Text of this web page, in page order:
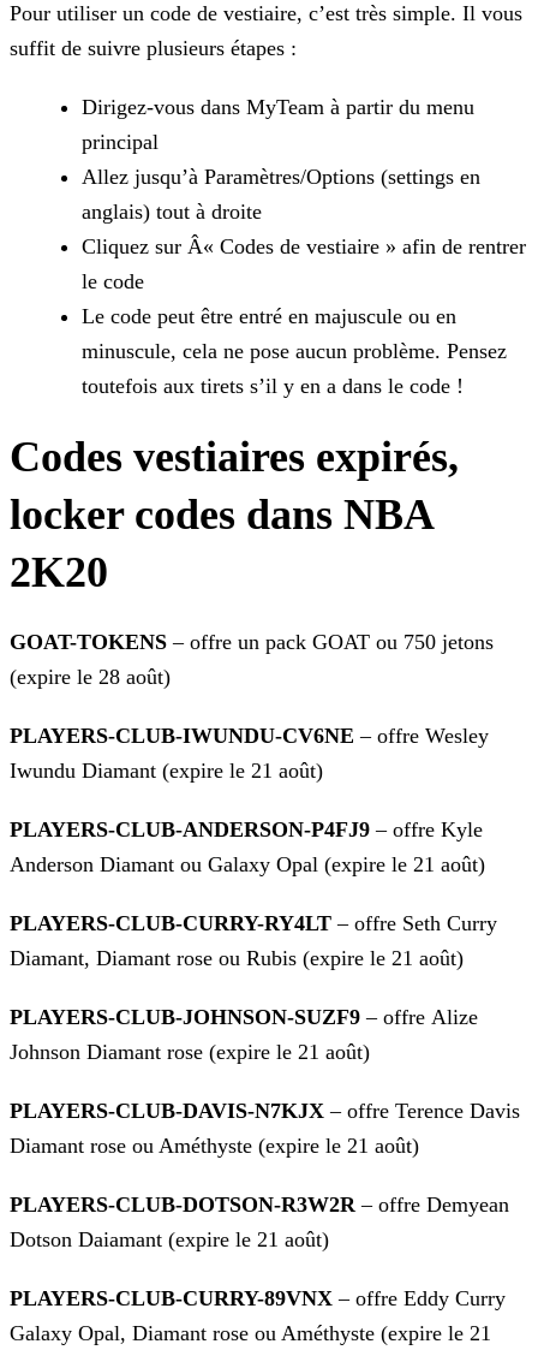
Pour utiliser un code de vestiaire, c’est très simple. Il vous
suffit de suivre plusieurs étapes :
Dirigez-vous dans MyTeam à partir du menu
principal
Allez jusqu’à Paramètres/Options (settings en
anglais) tout à droite
Cliquez sur Â« Codes de vestiaire » afin de rentrer
le code
Le code peut être entré en majuscule ou en
minuscule, cela ne pose aucun problème. Pensez
toutefois aux tirets s’il y en a dans le code !
Codes vestiaires expirés,
locker codes dans NBA
2K20
GOAT-TOKENS – offre un pack GOAT ou 750 jetons
(expire le 28 août)
PLAYERS-CLUB-IWUNDU-CV6NE – offre Wesley
Iwundu Diamant (expire le 21 août)
PLAYERS-CLUB-ANDERSON-P4FJ9 – offre Kyle
Anderson Diamant ou Galaxy Opal (expire le 21 août)
PLAYERS-CLUB-CURRY-RY4LT – offre Seth Curry
Diamant, Diamant rose ou Rubis (expire le 21 août)
PLAYERS-CLUB-JOHNSON-SUZF9 – offre Alize
Johnson Diamant rose (expire le 21 août)
PLAYERS-CLUB-DAVIS-N7KJX – offre Terence Davis
Diamant rose ou Améthyste (expire le 21 août)
PLAYERS-CLUB-DOTSON-R3W2R– offre Demyean
Dotson Daiamant (expire le 21 août)
PLAYERS-CLUB-CURRY-89VNX – offre Eddy Curry
Galaxy Opal, Diamant rose ou Améthyste (expire le 21